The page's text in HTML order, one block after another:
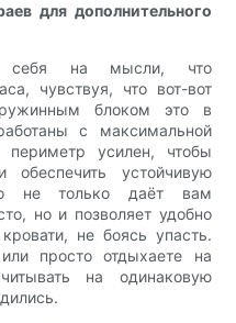
для дополнительного
себя на мысли, что
чувствуя, что вот-вот
блоком это в
с максимальной
усилен, чтобы
обеспечить устойчивую
не только даёт вам
но и позволяет удобно
не боясь упасть.
просто отдыхаете на
на одинаковую